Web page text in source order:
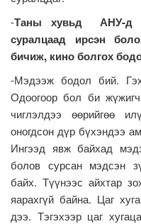
-Таны хувьд АНУ-д
суралцаад ирсэн
бичиж, кино болгох
-Мэдээж бодол бий.
Одоогоор бол би
чиглэлдээ өөрийгөө
оногдсон дүр бүхэндээ
Ингээд явж байхад
болов сурсан мэдсэн
байх. Түүнээс айхтар
яарахгүй байна. Цаг
дээ. Тэгэхээр цаг